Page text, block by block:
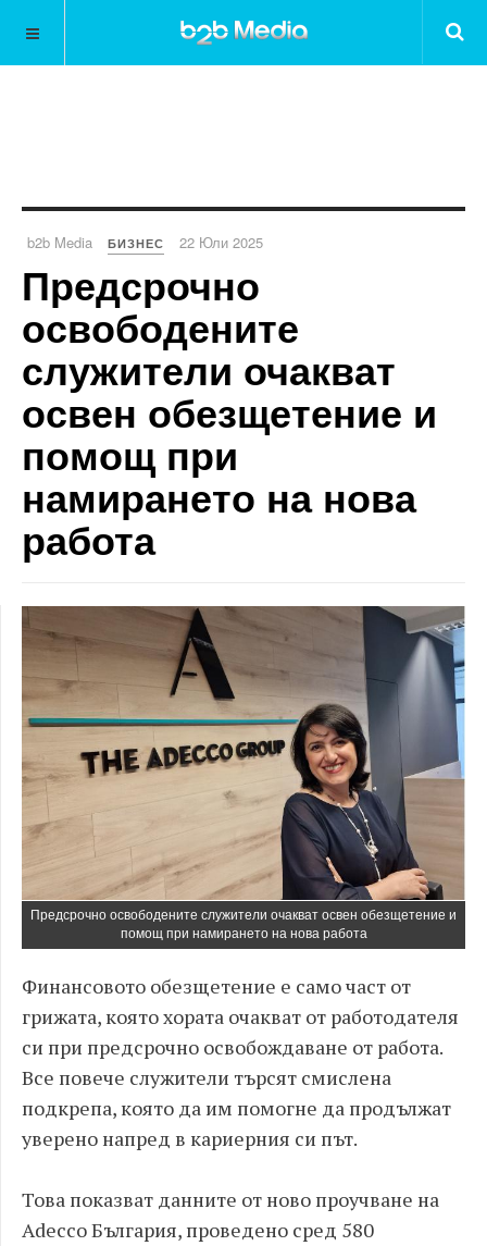
b2b Media БИЗНЕС 22 Юли 2025
Предсрочно
освободените
служители очакват
освен обезщетение и
помощ при
намирането на нова
работа
Предсрочно освободените служители очакват освен обезщетение и
помощ при намирането на нова работа
Финансовото обезщетение е само част от
грижата, която хората очакват от работодателя
си при предсрочно освобождаване от работа.
Все повече служители търсят смислена
подкрепа, която да им помогне да продължат
уверено напред в кариерния си път.
Това показват данните от ново проучване на
Adecco България, проведено сред 580